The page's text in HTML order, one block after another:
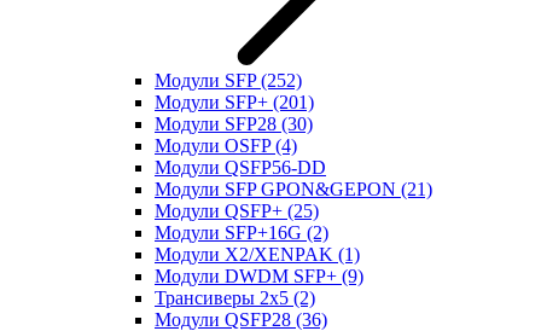
Модули SFP(252)
Модули SFP+ (201)
Модули SFP28 (30)
Модули OSFP(4)
Модули QSFP56-DD
Модули SFP GPON&GEPON (21)
Модули QSFP+ (25)
Модули SFP+16G (2)
Модули X2/XENPAK (1)
Модули DWDM SFP+ (9)
Трансиверы 2x5 (2)
Модули QSFP28 (36)